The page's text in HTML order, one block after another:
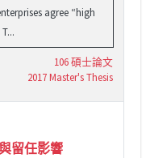
agree “high
106 碩士論文
2017 Master's Thesis
留任影響